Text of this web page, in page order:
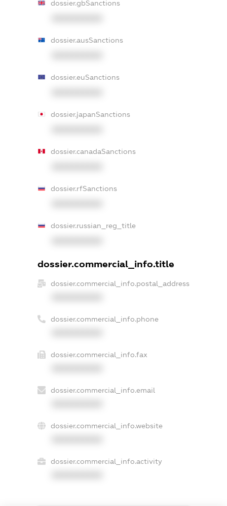
dossier.gbSanctions
dossier.ausSanctions
dossier.euSanctions
dossier.japanSanctions
dossier.canadaSanctions
dossier.rfSanctions
dossier.russian_reg_title
dossier.commercial_info.title
dossier.commercial_info.postal_address
dossier.commercial_info.phone
dossier.commercial_info.fax
dossier.commercial_info.email
dossier.commercial_info.website
dossier.commercial_info.activity